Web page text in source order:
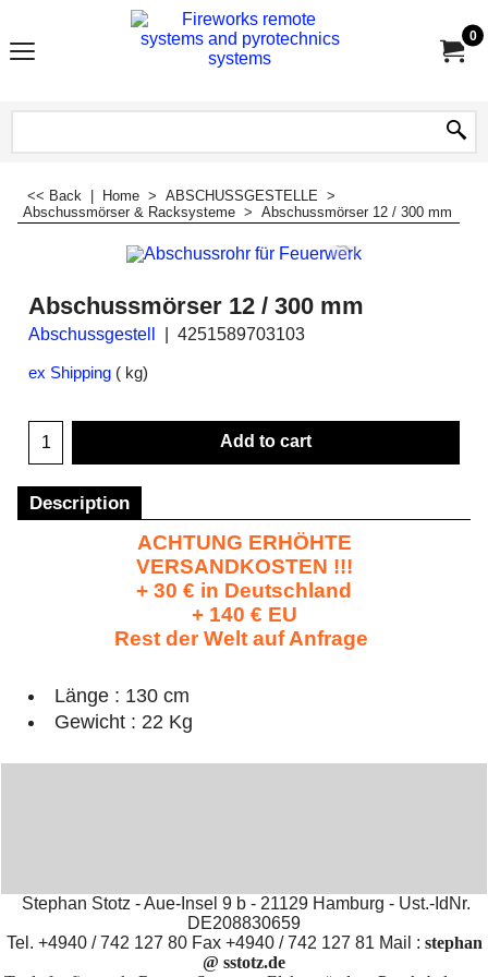
0
<< Back Home > ABSCHUSSGESTELLE >
Abschussmörser & Racksysteme > Abschussmörser 12 / 300 mm
Abschussmörser 12 / 300 mm
Abschussgestell 4251589703103
ex Shipping kg
Add to cart
Description
ACHTUNG ERHÖHTE
VERSANDKOSTEN !!!
+ 30 € in Deutschland
+ 140 € EU
Rest der Welt auf Anfrage
Länge : 130 cm
Gewicht : 22 Kg
Stephan Stotz - Aue-Insel 9 b - 21129 Hamburg - Ust.-IdNr.
DE208830659
Tel. +4940 / 742 127 80 Fax +4940 / 742 127 81 Mail : stephan
@ sstotz.de